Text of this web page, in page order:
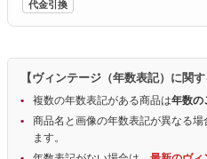
代金引換
【ヴィンテージ（年数表記）に関す
複数の年数表記がある商品は年数の
商品名と画像の年数表記が異なる場
ます。